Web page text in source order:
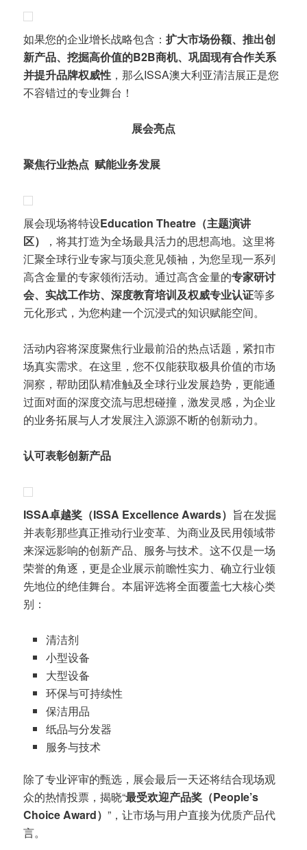
如果您的企业增长战略包含：扩大市场份额、推出创
新产品、挖掘高价值的B2B商机、巩固现有合作关系
并提升品牌权威性 ，那么ISSA澳大利亚清洁展正是您
不容错过的专业舞台！
展会亮点
聚焦行业热点 赋能业务发展
展会现场将特设Education Theatre（主题演讲
区）
，将其打造为全场最具活力的思想高地。这里将
汇聚全球行业专家与顶尖意见领袖，为您呈现一系列
高含金量的专家领衔活动。通过高含金量的专家研讨
会、实战工作坊、深度教育培训及权威专业认证等多
元化形式，为您构建一个沉浸式的知识赋能空间。
活动内容将深度聚焦行业最前沿的热点话题，紧扣市
场真实需求。在这里，您不仅能获取极具价值的市场
洞察，帮助团队精准触及全球行业发展趋势，更能通
过面对面的深度交流与思想碰撞，激发灵感，为企业
的业务拓展与人才发展注入源源不断的创新动力。
认可表彰创新产品
ISSA卓越奖（ISSA Excellence Awards） 旨在发掘
并表彰那些真正推动行业变革、为商业及民用领域带
来深远影响的创新产品、服务与技术。这不仅是一场
荣誉的角逐，更是企业展示前瞻性实力、确立行业领
先地位的绝佳舞台。本届评选将全面覆盖七大核心类
别：
清洁剂
小型设备
大型设备
环保与可持续性
保洁用品
纸品与分发器
服务与技术
除了专业评审的甄选，展会最后一天还将结合现场观
众的热情投票，揭晓“最受欢迎产品奖（People’s
Choice Award）”，让市场与用户直接为优质产品代
言。